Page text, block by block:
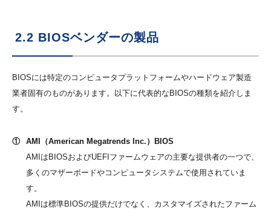
2.2 BIOSベンダーの製品
BIOSには特定のコンピュータプラットフォームやハードウェア製造
業者固有のものがあります。以下に代表的なBIOSの種類を紹介しま
す。
①
AMI（American Megatrends Inc.）BIOS
AMIはBIOSおよびUEFIファームウェアの主要な提供者の一つで、
多くのマザーボードやコンピュータシステムで使用されていま
す。
AMIは標準BIOSの提供だけでなく、カスタマイズされたファーム